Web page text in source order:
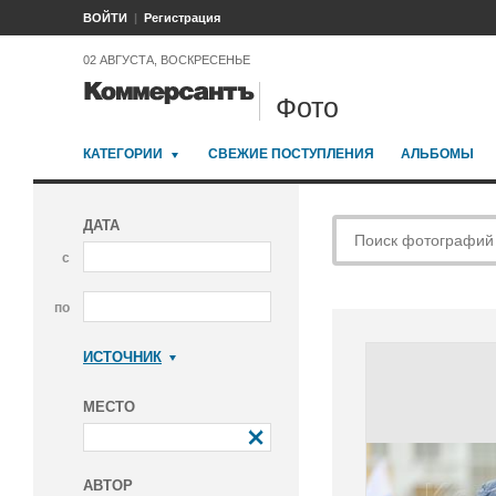
ВОЙТИ Регистрация
02 АВГУСТА, ВОСКРЕСЕНЬЕ
Фото
КАТЕГОРИИ СВЕЖИЕ ПОСТУПЛЕНИЯ АЛЬБОМЫ
ДАТА
с
по
ИСТОЧНИК
МЕСТО
АВТОР